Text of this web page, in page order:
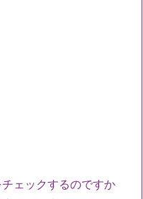
ェックするのですか